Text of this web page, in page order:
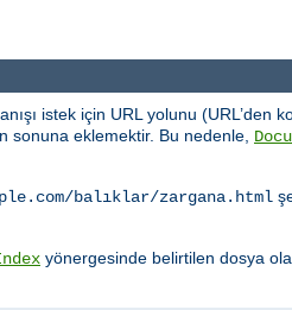
istek için URL yolunu (URL’den
sonuna eklemektir. Bu nedenle,
balıklar/zargana.html
yönergesinde belirtilen dosya